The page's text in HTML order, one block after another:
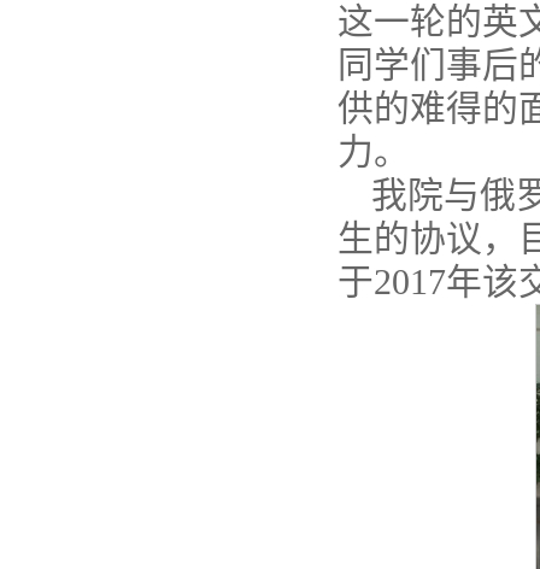
这一轮的英
同学们事后
供的难得的
力。
我院与俄
生的协议，
于2017年该